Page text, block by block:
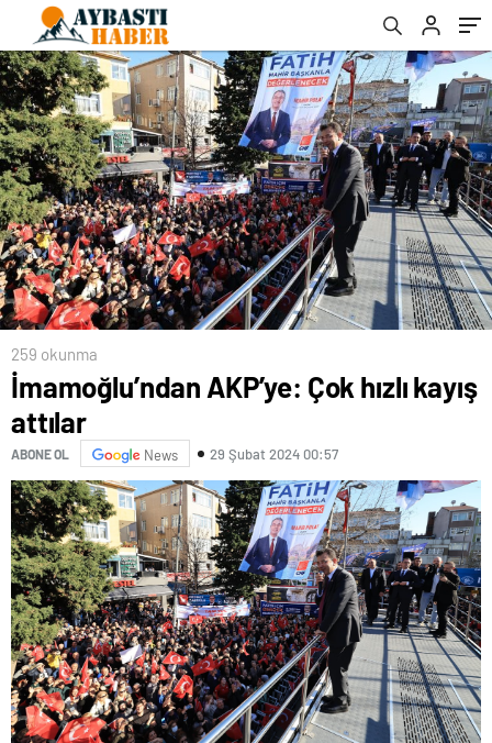
259 okunma
İmamoğlu’ndan AKP’ye: Çok hızlı kayış
attılar
ABONE OL News 29 Şubat 2024 00:57